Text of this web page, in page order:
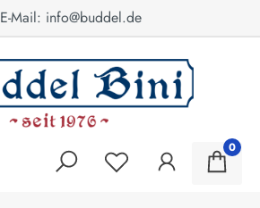
E-Mail: info@buddel.de
0